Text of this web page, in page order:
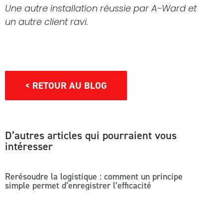
Une autre installation réussie par A-Ward et
un autre client ravi.
< RETOUR AU BLOG
D’autres articles qui pourraient vous
intéresser
Rerésoudre la logistique : comment un principe
simple permet d’enregistrer l’efficacité